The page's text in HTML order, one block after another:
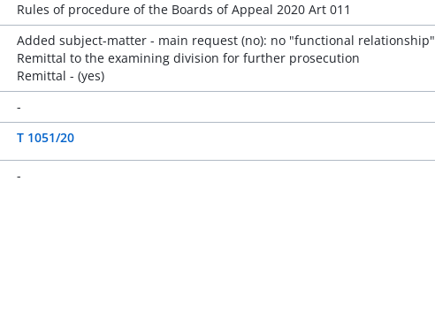
Rules of procedure of the Boards of Appeal 2020 Art 011
Added subject-matter - main request (no): no "functional
Remittal to the examining division for further prosecution
Remittal - (yes)
-
T 1051/20
-